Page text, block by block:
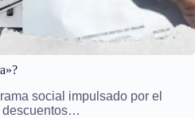
social impulsado por el
descuentos…